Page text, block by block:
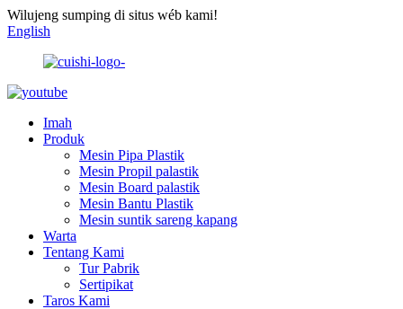
Wilujeng sumping di situs wéb kami!
English
Imah
Produk
Mesin Pipa Plastik
Mesin Propil palastik
Mesin Board palastik
Mesin Bantu Plastik
Mesin suntik sareng kapang
Warta
Tentang Kami
Tur Pabrik
Sertipikat
Taros Kami